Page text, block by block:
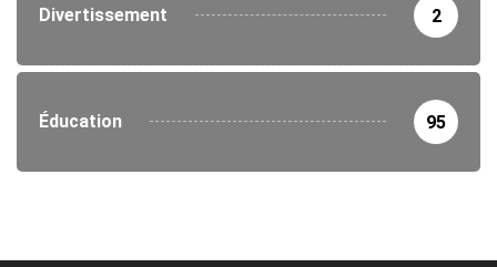
Divertissement 2
Éducation 95